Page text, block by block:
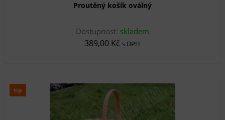
Proutěný košík oválný
Dostupnost: skladem
389,00 Kč s DPH
tip